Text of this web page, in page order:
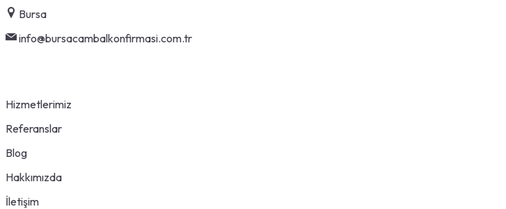
Skip
to
content
Bursa
info@bursacambalkonfirmasi.com.tr
Hizmetlerimiz
Referanslar
Blog
Hakkımızda
İletişim